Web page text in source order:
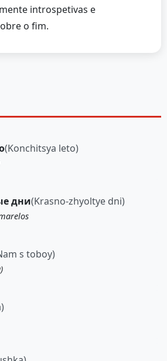
introspetivas e
o fim.
(Konchitsya leto)
дни(Krasno-zhyoltye dni)
s toboy)